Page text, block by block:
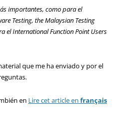
importantes, como para el
Testing, the Malaysian Testing
elInternational Function Point Users
que me ha enviado y por el
en Lire cet article en français